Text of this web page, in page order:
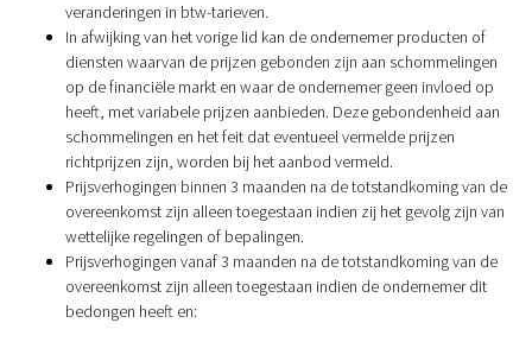
veranderingen in btw-tarieven.
In afwijking van het vorige lid kan de ondernemer producten of
diensten waarvan de prijzen gebonden zijn aan schommelingen
op de financiële markt en waar de ondernemer geen invloed op
heeft, met variabele prijzen aanbieden. Deze gebondenheid aan
schommelingen en het feit dat eventueel vermelde prijzen
richtprijzen zijn, worden bij het aanbod vermeld.
Prijsverhogingen binnen 3 maanden na de totstandkoming van de
overeenkomst zijn alleen toegestaan indien zij het gevolg zijn van
wettelijke regelingen of bepalingen.
Prijsverhogingen vanaf 3 maanden na de totstandkoming van de
overeenkomst zijn alleen toegestaan indien de ondernemer dit
bedongen heeft en: